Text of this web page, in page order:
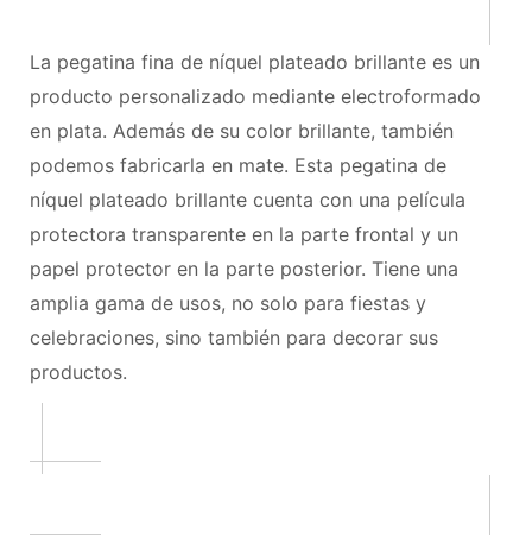
La pegatina fina de níquel plateado brillante es un
producto personalizado mediante electroformado
en plata. Además de su color brillante, también
podemos fabricarla en mate. Esta pegatina de
níquel plateado brillante cuenta con una película
protectora transparente en la parte frontal y un
papel protector en la parte posterior. Tiene una
amplia gama de usos, no solo para fiestas y
celebraciones, sino también para decorar sus
productos.